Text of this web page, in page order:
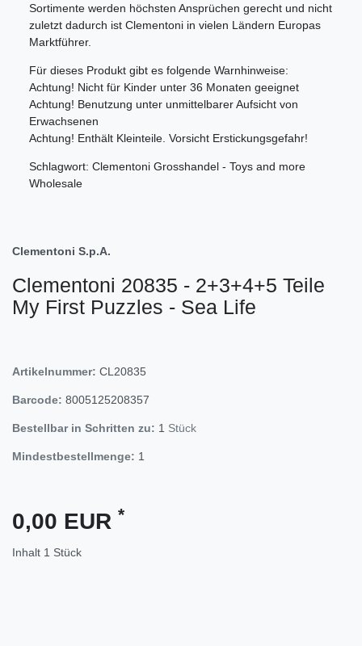
Sortimente werden höchsten Ansprüchen gerecht und nicht
zuletzt dadurch ist Clementoni in vielen Ländern Europas
Marktführer.
Für dieses Produkt gibt es folgende Warnhinweise:
Achtung! Nicht für Kinder unter 36 Monaten geeignet
Achtung! Benutzung unter unmittelbarer Aufsicht von
Erwachsenen
Achtung! Enthält Kleinteile. Vorsicht Erstickungsgefahr!
Schlagwort: Clementoni Grosshandel - Toys and more
Wholesale
Clementoni S.p.A.
Clementoni 20835 - 2+3+4+5 Teile
My First Puzzles - Sea Life
Artikelnummer: CL20835
Barcode: 8005125208357
Bestellbar in Schritten zu: 1 Stück
Mindestbestellmenge: 1
0,00 EUR *
Inhalt 1 Stück